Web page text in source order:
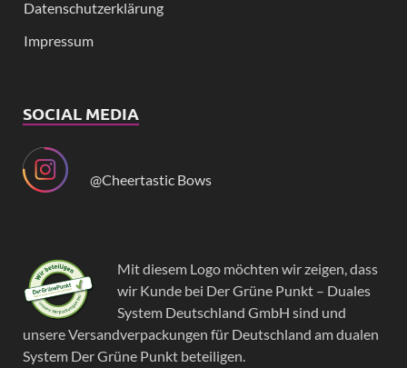
Datenschutzerklärung
Impressum
SOCIAL MEDIA
@Cheertastic Bows
Mit diesem Logo möchten wir zeigen, dass
wir Kunde bei Der Grüne Punkt – Duales
System Deutschland GmbH sind und
unsere Versandverpackungen für Deutschland am dualen
System Der Grüne Punkt beteiligen.